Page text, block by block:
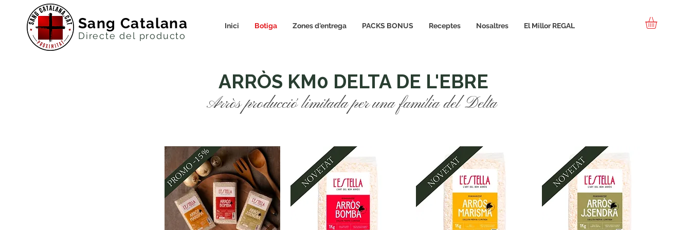
Sang Catalana
Directe del productor
Inici Botiga Zones d'entrega PACKS BONUS Receptes Nosaltres El Millor REGAL
ARRÒS KM0 DELTA DE L'EBRE
Arròs producció limitada per una família del Delta